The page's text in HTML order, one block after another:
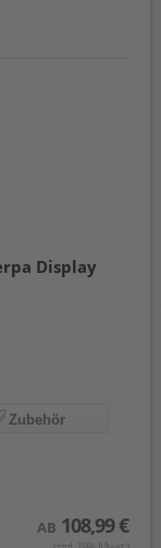
Display
Zubehör
AB 108,99 €